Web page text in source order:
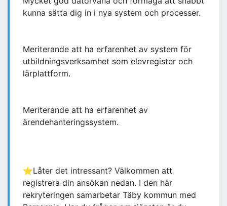
kunna sätta dig in i nya system och processer.
Meriterande att ha erfarenhet av system för
utbildningsverksamhet som elevregister och
lärplattform.
Meriterande att ha erfarenhet av
ärendehanteringssystem.
⭐Låter det intressant? Välkommen att
registrera din ansökan nedan. I den här
rekryteringen samarbetar Täby kommun med